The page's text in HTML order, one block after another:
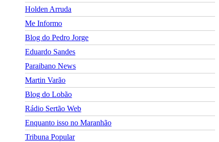
Holden Arruda
Me Informo
Blog do Pedro Jorge
Eduardo Sandes
Paraibano News
Martin Varão
Blog do Lobão
Rádio Sertão Web
Enquanto isso no Maranhão
Tribuna Popular